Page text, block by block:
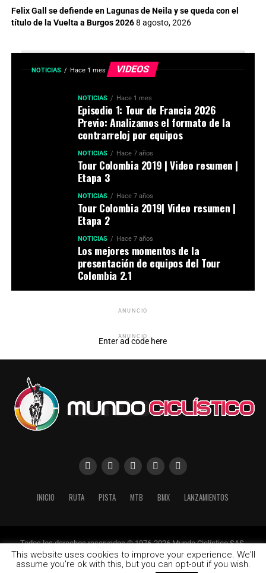
Felix Gall se defiende en Lagunas de Neila y se queda con el
título de la Vuelta a Burgos 20268 agosto, 2026
VIDEOS
NOTICIAS Hace 1 mes
NOTICIAS Hace 1 mes
Episodio 1: Tour de Francia 2026
Previo: Analizamos el formato de la
contrarreloj por equipos
NOTICIAS Hace 7 años
Tour Colombia 2019 | Video resumen |
Etapa 3
NOTICIAS Hace 7 años
Tour Colombia 2019| Video resumen |
Etapa 2
NOTICIAS Hace 7 años
Los mejores momentos de la
presentación de equipos del Tour
Colombia 2.1
ANUNCIO
ANUNCIO
Enter ad code here
INICIO RUTA PISTA MTB BMX LANZAMIENTOS
Todos los derechos reservados © 1976-2026 Mundo Ciclístico SAS.
Calle 79 No. 18-34 Of. 602
Tel: (+57) 1 9370461
This website uses cookies to improve your experience. We'll
assume you're ok with this, but you can opt-out if you wish.